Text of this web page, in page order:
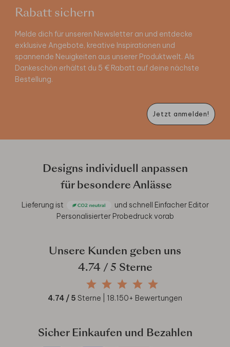
Rabatt sichern
Melde dich für unseren Newsletter an und entdecke
exklusive Angebote, kreative Inspirationen und
spannende Neuigkeiten aus unserer Produktwelt. Als
Dankeschön erhältst du 5 € Rabatt auf deine nächste
Bestellung.
Jetzt anmelden!
Designs individuell anpassen
für besondere Anlässe
Lieferung ist und schnell Einfacher Editor
Personalisierter Probedruck vorab
Unsere Kunden geben uns
4.74/ 5 Sterne
4.74 / 5 Sterne | 18.150+ Bewertungen
Sicher Einkaufen und Bezahlen